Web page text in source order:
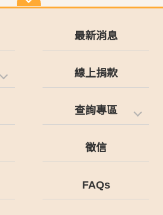
最新消息
線上捐款
查詢專區
徵信
FAQs